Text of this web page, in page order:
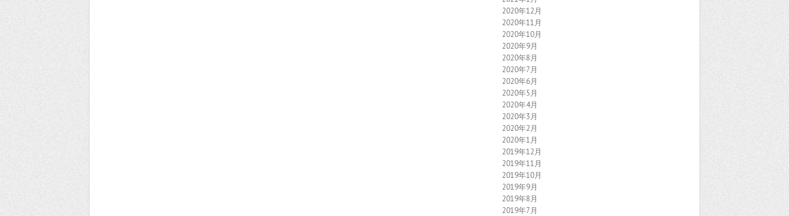
2020年12月
2020年11月
2020年10月
2020年9月
2020年8月
2020年7月
2020年6月
2020年5月
2020年4月
2020年3月
2020年2月
2020年1月
2019年12月
2019年11月
2019年10月
2019年9月
2019年8月
2019年7月